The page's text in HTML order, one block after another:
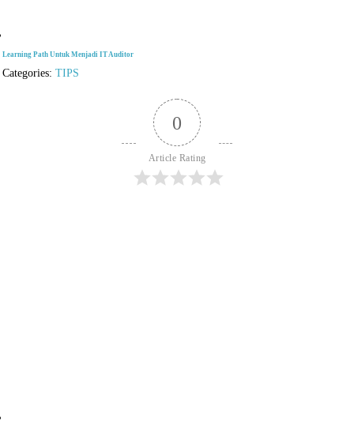
Learning Path Untuk Menjadi IT Auditor
Categories:TIPS
0
Article Rating